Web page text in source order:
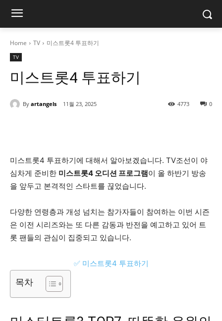
Home TV 미스트롯4 투표하기
TV
미스트롯4 투표하기
By artangels 11월 23, 2025 0
4773
미스트롯4 투표하기에 대해서 알아보겠습니다. TV조선이 야
심차게 준비한 미스트롯4 오디션 프로그램이 올 하반기 방송
을 앞두고 본격적인 스타트를 끊었습니다.
다양한 연령층과 개성 넘치는 참가자들이 참여하는 이번 시즌
은 이전 시리즈와는 또 다른 감동과 반전을 예고하고 있어 트
롯 팬들의 관심이 집중되고 있습니다.
✅ 미스트롯4 투표하기
목차